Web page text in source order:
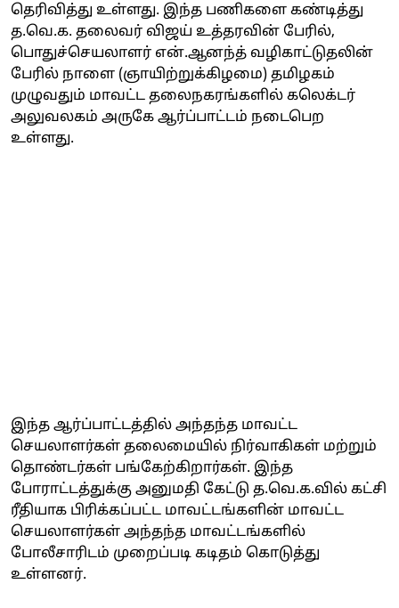
தெரிவித்து உள்ளது. இந்த பணிகளை கண்டித்து
த.வெ.க. தலைவர் விஜய் உத்தரவின் பேரில்,
பொதுச்செயலாளர் என்.ஆனந்த் வழிகாட்டுதலின்
பேரில் நாளை (ஞாயிற்றுக்கிழமை) தமிழகம்
முழுவதும் மாவட்ட தலைநகரங்களில் கலெக்டர்
அலுவலகம் அருகே ஆர்ப்பாட்டம் நடைபெற
உள்ளது.
இந்த ஆர்ப்பாட்டத்தில் அந்தந்த மாவட்ட
செயலாளர்கள் தலைமையில் நிர்வாகிகள் மற்றும்
தொண்டர்கள் பங்கேற்கிறார்கள். இந்த
போராட்டத்துக்கு அனுமதி கேட்டு த.வெ.க.வில் கட்சி
ரீதியாக பிரிக்கப்பட்ட மாவட்டங்களின் மாவட்ட
செயலாளர்கள் அந்தந்த மாவட்டங்களில்
போலீசாரிடம் முறைப்படி கடிதம் கொடுத்து
உள்ளனர்.